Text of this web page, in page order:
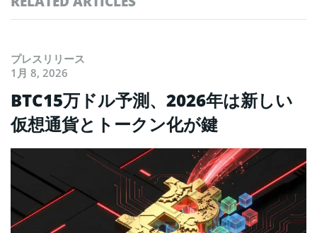
プレスリリース
1月 8, 2026
BTC15万ドル予測、2026年は新しい
仮想通貨とトークン化が鍵